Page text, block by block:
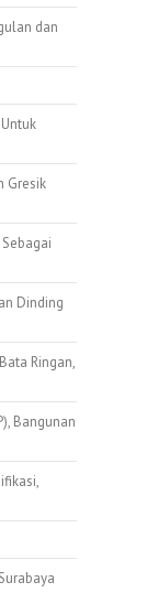
dan
Gresik
Dinding
Ringan,
Bangunan